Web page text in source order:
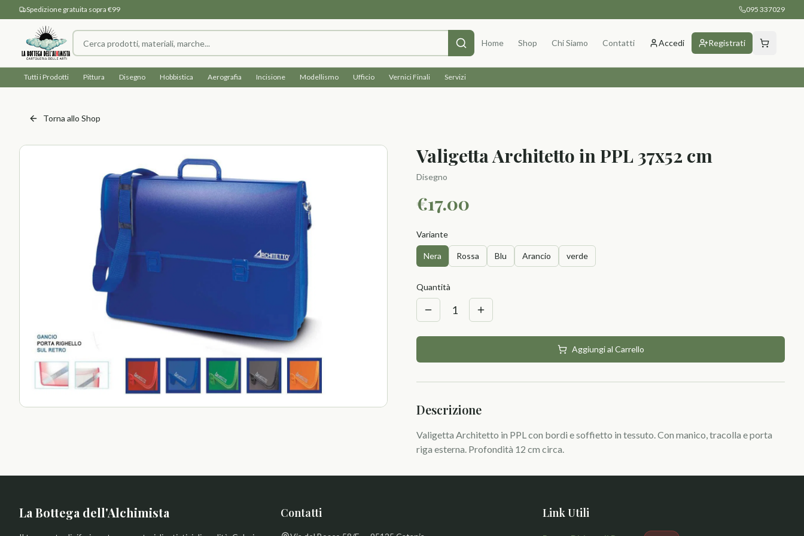
Spedizione gratuita sopra €99 095 337029
Home Shop Chi Siamo Contatti Accedi Registrati
Tutti i Prodotti Pittura Disegno Hobbistica Aerografia Incisione Modellismo Ufficio Vernici Finali Servizi
Torna allo Shop
Valigetta Architetto in PPL 37x52 cm
Disegno
€17.00
Variante
Nera Rossa Blu Arancio verde
Quantità
1
Aggiungi al Carrello
Descrizione
Valigetta Architetto in PPL con bordi e soffietto in tessuto. Con manico, tracolla e porta
riga esterna. Profondità 12 cm circa.
La Bottega dell'Alchimista Contatti Link Utili